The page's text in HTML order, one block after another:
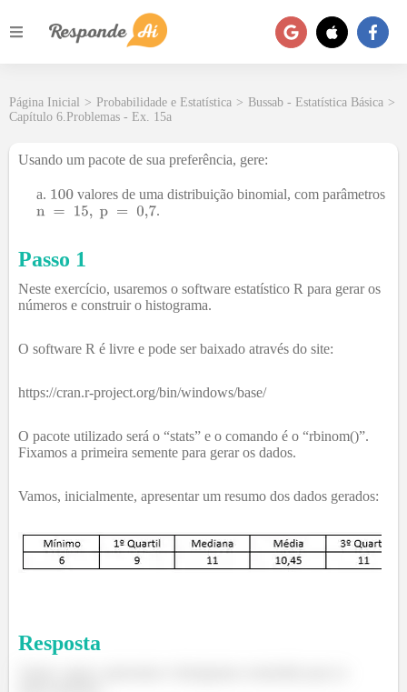
Página Inicial > Probabilidade e Estatística > Bussab - Estatística Básica >
Capítulo 6.Problemas - Ex. 15a
Usando um pacote de sua preferência, gere:
valores de uma distribuição binomial, com parâmetros
.
Passo 1
Neste exercício, usaremos o software estatístico R para gerar os
números e construir o histograma.
O software R é livre e pode ser baixado através do site:
https://cran.r-project.org/bin/windows/base/
O pacote utilizado será o “stats” e o comando é o “rbinom()”.
Fixamos a primeira semente para gerar os dados.
Vamos, inicialmente, apresentar um resumo dos dados gerados:
Resposta